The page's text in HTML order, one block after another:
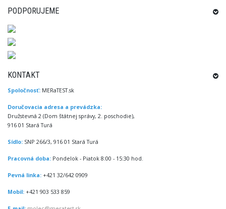
PODPORUJEME
KONTAKT
Spoločnosť: MERaTEST.sk
Doručovacia adresa a prevádzka:
Družstevná 2 (Dom štátnej správy, 2. poschodie),
916 01 Stará Turá
Sídlo: SNP 266/3, 916 01 Stará Turá
Pracovná doba: Pondelok - Piatok 8:00 - 15:30 hod.
Pevná linka: +421 32/642 0909
Mobil: +421 903 533 859